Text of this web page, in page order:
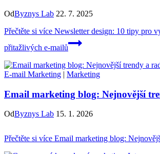
OdByznys Lab 22. 7. 2025
Přečtěte si více Newsletter design: 10 tipy pro
přitažlivých e-mailů
E-mail Marketing | Marketing
Email marketing blog: Nejnovější
OdByznys Lab 15. 1. 2026
Přečtěte si více Email marketing blog: